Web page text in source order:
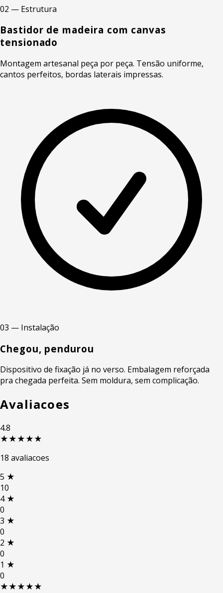
02 — Estrutura
Bastidor de madeira com canvas
tensionado
Montagem artesanal peça por peça. Tensão uniforme,
cantos perfeitos, bordas laterais impressas.
03 — Instalação
Chegou, pendurou
Dispositivo de fixação já no verso. Embalagem reforçada
pra chegada perfeita. Sem moldura, sem complicação.
Avaliacoes
4.8
★★★★★
18 avaliacoes
5 ★
10
4 ★
0
3 ★
0
2 ★
0
1 ★
0
★★★★★